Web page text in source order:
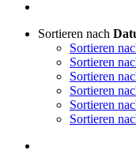
Sortieren nach
Sortieren
Sortieren
Sortieren
Sortieren
Sortieren
Sortieren